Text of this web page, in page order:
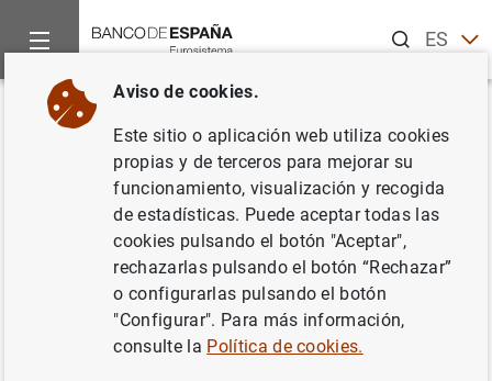
ESEN
Inicio Noticias y eventos
Volver
Balanza de pagos en noviembre
de 2007
SITUACIÓN ECONÓMICA
Aviso de cookies.
Este sitio o aplicación web utiliza cookies
propias y de terceros para mejorar su
funcionamiento, visualización y recogida
de estadísticas. Puede aceptar todas las
cookies pulsando el botón "Aceptar",
rechazarlas pulsando el botón “Rechazar”
o configurarlas pulsando el botón
"Configurar". Para más información,
consulte la Política de cookies.